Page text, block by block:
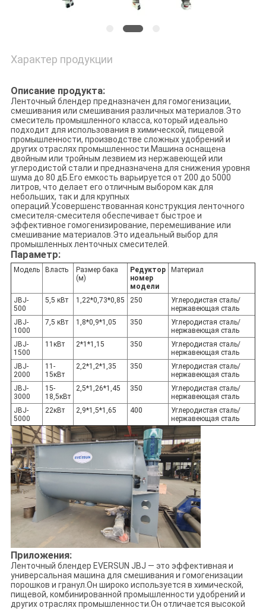
Характер продукции
Описание продукта:
Ленточный блендер предназначен для гомогенизации,
смешивания или смешивания различных материалов.Это
смеситель промышленного класса, который идеально
подходит для использования в химической, пищевой
промышленности, производстве сложных удобрений и
других отраслях промышленности.Машина оснащена
двойным или тройным лезвием из нержавеющей или
углеродистой стали и предназначена для снижения уровня
шума до 80 дБ.Его емкость варьируется от 200 до 5000
литров, что делает его отличным выбором как для
небольших, так и для крупных
операций.Усовершенствованная конструкция ленточного
смесителя-смесителя обеспечивает быстрое и
эффективное гомогенизирование, перемешивание или
смешивание материалов.Это идеальный выбор для
промышленных ленточных смесителей.
Параметр:
Модель Власть
Размер бака
(м)
Редуктор
номер
модели
Материал
JBJ-
500
5,5 кВт 1,22*0,73*0,85 250
Углеродистая сталь/
нержавеющая сталь
JBJ-
1000
7,5 кВт 1,8*0,9*1,05 350
Углеродистая сталь/
нержавеющая сталь
JBJ-
1500
11кВт 2*1*1,15 350
Углеродистая сталь/
нержавеющая сталь
JBJ-
2000
11-
15кВт
2,2*1,2*1,35 350
Углеродистая сталь/
нержавеющая сталь
JBJ-
3000
15-
18,5кВт
2,5*1,26*1,45 350
Углеродистая сталь/
нержавеющая сталь
JBJ-
5000
22кВт 2,9*1,5*1,65 400
Углеродистая сталь/
нержавеющая сталь
Приложения:
Ленточный блендер EVERSUN JBJ — это эффективная и
универсальная машина для смешивания и гомогенизации
порошков и гранул.Он широко используется в химической,
пищевой, комбинированной промышленности удобрений и
других отраслях промышленности.Он отличается высокой